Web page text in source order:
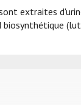
extraites